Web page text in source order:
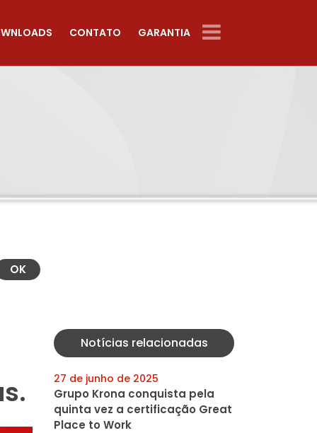
CONTATO GARANTIA
OK
Notícias relacionadas
27 de junho de 2025
Grupo Krona conquista pela
quinta vez a certificação Great
Place to Work